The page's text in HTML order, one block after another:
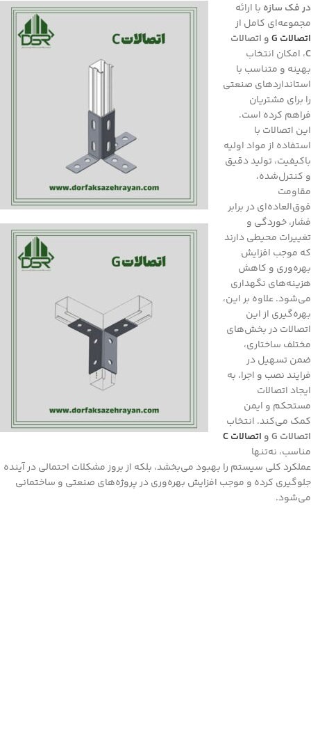
در فک سازه با ارائه
مجموعه‌ای کامل از
اتصالات G
و اتصالات
C، امکان انتخاب
بهینه و متناسب با
استانداردهای صنعتی
را برای مشتریان
فراهم کرده است.
این اتصالات با
استفاده از مواد اولیه
باکیفیت، تولید دقیق
و کنترل‌شده،
مقاومت
فوق‌العاده‌ای در برابر
فشار، خوردگی و
تغییرات محیطی دارند
که موجب افزایش
بهره‌وری و کاهش
هزینه‌های نگهداری
می‌شود. علاوه بر این،
بهره‌گیری از این
اتصالات در بخش‌های
مختلف ساختاری،
ضمن تسهیل در
فرایند نصب و اجرا، به
ایجاد اتصالات
مستحکم و ایمن
کمک می‌کند. انتخاب
اتصالات G و
اتصالات C
مناسب، نه‌تنها
عملکرد کلی سیستم را بهبود می‌بخشد، بلکه از بروز مشکلات احتمالی در آینده
جلوگیری کرده و موجب افزایش بهره‌وری در پروژه‌های صنعتی و ساختمانی
می‌شود.